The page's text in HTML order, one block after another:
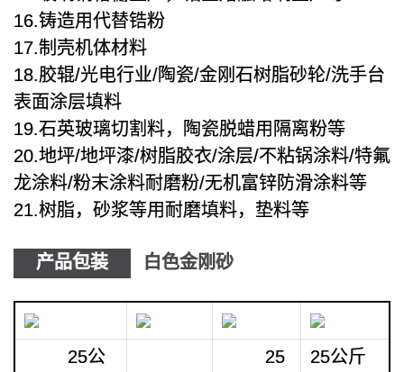
16.铸造用代替锆粉
17.制壳机体材料
18.胶辊/光电行业/陶瓷/金刚石树脂砂轮/洗手台
表面涂层填料
19.石英玻璃切割料，陶瓷脱蜡用隔离粉等
20.地坪/地坪漆/树脂胶衣/涂层/不粘锅涂料/特氟
龙涂料/粉末涂料耐磨粉/无机富锌防滑涂料等
21.树脂，砂浆等用耐磨填料，垫料等
产品包装 白色金刚砂
25公
25
25公斤